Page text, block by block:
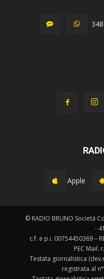
Apple
© RADIO BRUNO Società
-
c.f. e p.i. 00754450369 –
PEC
Testata giornalistica
registrata al